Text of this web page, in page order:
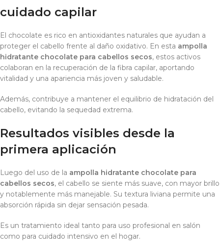
cuidado capilar
El chocolate es rico en antioxidantes naturales que ayudan a
proteger el cabello frente al daño oxidativo. En esta ampolla
hidratante chocolate para cabellos secos, estos activos
colaboran en la recuperación de la fibra capilar, aportando
vitalidad y una apariencia más joven y saludable.
Además, contribuye a mantener el equilibrio de hidratación del
cabello, evitando la sequedad extrema.
Resultados visibles desde la
primera aplicación
Luego del uso de la ampolla hidratante chocolate para
cabellos secos, el cabello se siente más suave, con mayor brillo
y notablemente más manejable. Su textura liviana permite una
absorción rápida sin dejar sensación pesada.
Es un tratamiento ideal tanto para uso profesional en salón
como para cuidado intensivo en el hogar.